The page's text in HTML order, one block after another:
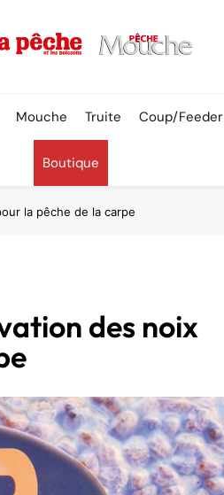
Mouche Truite Coup/Feeder
Boutique
la pêche de la carpe
des noix